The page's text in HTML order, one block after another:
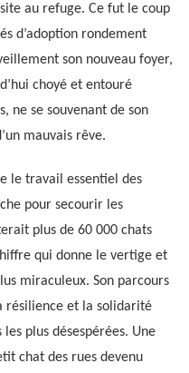
au refuge. Ce fut le coup
d’adoption rondement
son nouveau foyer,
choyé et entouré
ne se souvenant de son
mauvais rêve.
le travail essentiel des
pour secourir les
plus de 60 000 chats
qui donne le vertige et
miraculeux. Son parcours
résilience et la solidarité
plus désespérées. Une
chat des rues devenu